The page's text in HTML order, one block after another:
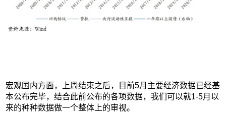
宏观国内方面，上周结束之后，目前5月主要经济数据已经基
本公布完毕，结合此前公布的各项数据，我们可以就1-5月以
来的种种数据做一个整体上的审视。